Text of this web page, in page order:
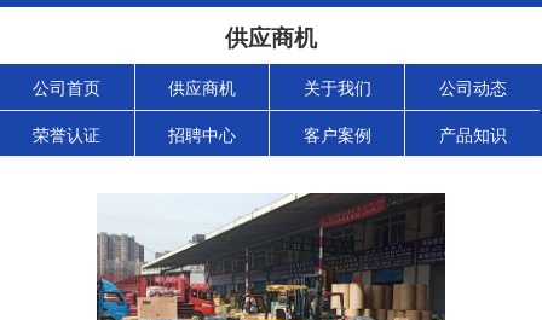
供应商机
公司首页 供应商机 关于我们 公司动态
荣誉认证 招聘中心 客户案例 产品知识